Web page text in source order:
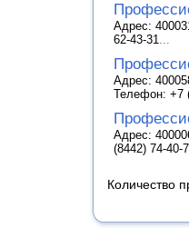
Адрес:
62-43-31...
Адрес:
Телефон: +7
Адрес:
(8442) 74-40-
Количество